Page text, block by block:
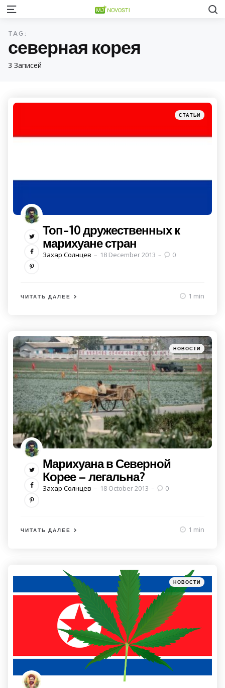
Menu
3 Записей
TAG:
северная корея
Категории
Posted
in
СТАТЬИ
Топ-10 дружественных к
марихуане стран
Posted
Захар Солнцев 18 December 2013 0
ЧИТАТЬ ДАЛЕЕ 1 min
Категории
Posted
in
НОВОСТИ
Марихуана в Северной
Корее – легальна?
Posted
Захар Солнцев 18 October 2013 0
ЧИТАТЬ ДАЛЕЕ 1 min
Категории
Posted
in
НОВОСТИ